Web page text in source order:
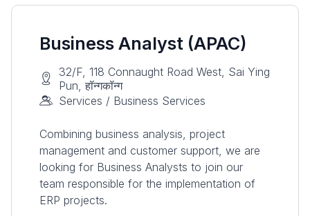
Business Analyst (APAC)
32/F, 118 Connaught Road West, Sai Ying
Pun, हॉन्गकॉन्ग
Services / Business Services
Combining business analysis, project
management and customer support, we are
looking for Business Analysts to join our
team responsible for the implementation of
ERP projects.